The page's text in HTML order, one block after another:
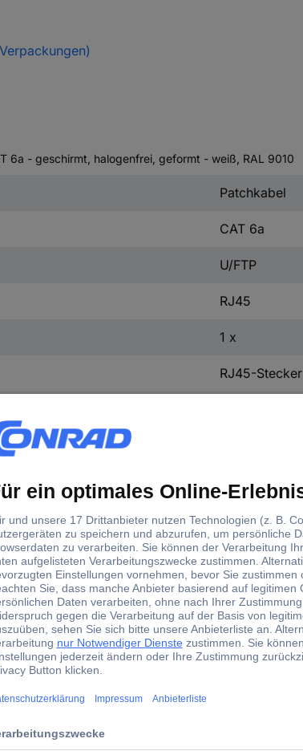
6a - geschirmt, halogenfrei, geformt - weiß, RAL 9010
Patchkabel
CAT 6a
U/FTP
RJ45
1 x
RJ45-Stecker
0.50 m
Weiß
gerade
extrem dünn
Flammwidrig
Flexibel
Folienschirm
32/7